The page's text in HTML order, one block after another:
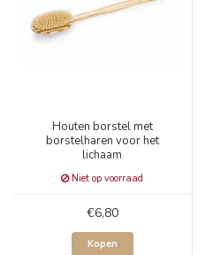
Houten borstel met
borstelharen voor het
lichaam
Niet op voorraad
€6,80
Kopen